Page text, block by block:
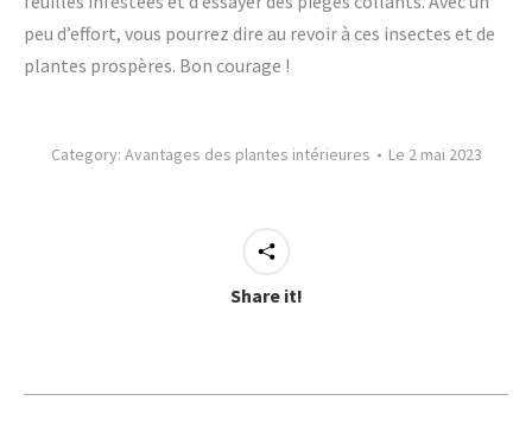
peu d’effort, vous pourrez dire au revoir à ces insectes et de
plantes prospères. Bon courage !
Category: Avantages des plantes intérieures Le 2 mai 2023
Share it!